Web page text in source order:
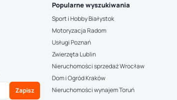
Zapisz
Popularne wyszukiwania
Sport i Hobby Białystok
Motoryzacja Radom
Usługi Poznań
Zwierzęta Lublin
Nieruchomości sprzedaż Wrocław
Dom i Ogród Kraków
Nieruchomości wynajem Toruń